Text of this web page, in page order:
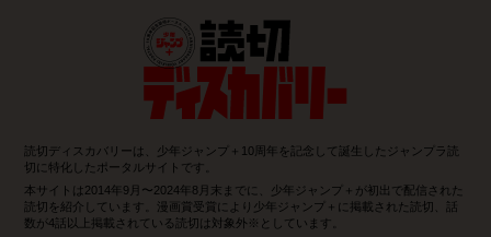
読切ディスカバリーは、少年ジャンプ＋10周年を記念して誕生したジャンプラ読
切に特化したポータルサイトです。
本サイトは2014年9月〜2024年8月末までに、少年ジャンプ＋が初出で配信された
読切を紹介しています。漫画賞受賞により少年ジャンプ＋に掲載された読切、話
数が4話以上掲載されている読切は対象外※としています。